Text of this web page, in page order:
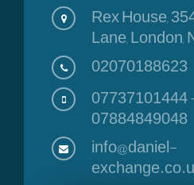
Rex House,
Lane, London,
02070188623
07737101444
07884849048
info@daniel-